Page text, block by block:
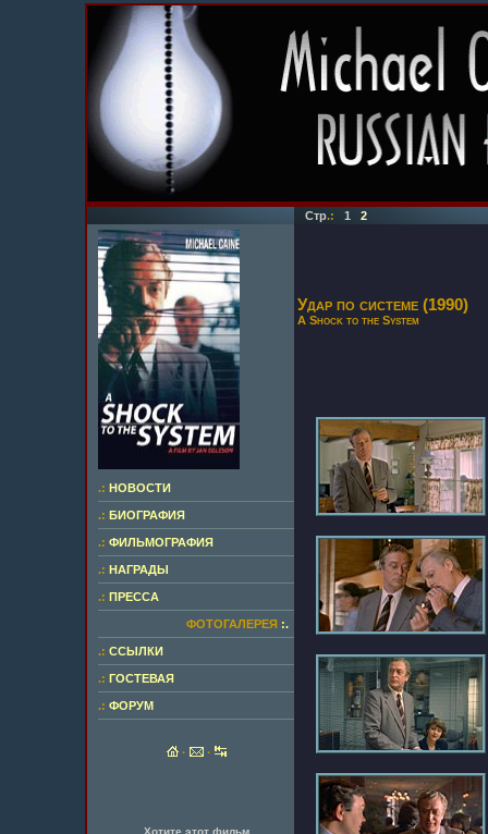
Стр.: 1 2
.: НОВОСТИ
.: БИОГРАФИЯ
.: ФИЛЬМОГРАФИЯ
.: НАГРАДЫ
.: ПРЕССА
ФОТОГАЛЕРЕЯ :.
.: ССЫЛКИ
.: ГОСТЕВАЯ
.: ФОРУМ
· ·
Хотите этот фильм
Удар по системе (1990)
A Shock to the System